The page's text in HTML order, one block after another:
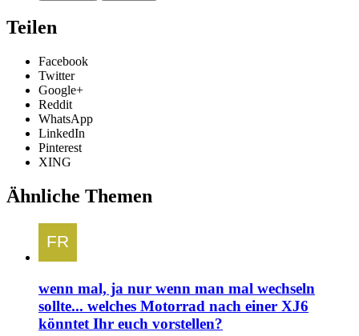
Teilen
Facebook
Twitter
Google+
Reddit
WhatsApp
LinkedIn
Pinterest
XING
Ähnliche Themen
wenn mal, ja nur wenn man mal wechseln
sollte... welches Motorrad nach einer XJ6
könntet Ihr euch vorstellen?